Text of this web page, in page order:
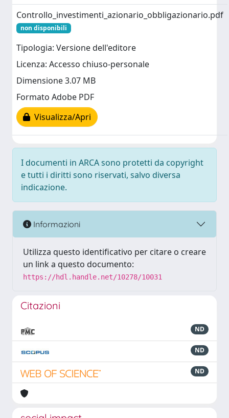
Controllo_investimenti_azionario_obbligazionario.pdf
non disponibili
Tipologia: Versione dell'editore
Licenza: Accesso chiuso-personale
Dimensione 3.07 MB
Formato Adobe PDF
Visualizza/Apri
I documenti in ARCA sono protetti da copyright
e tutti i diritti sono riservati, salvo diversa
indicazione.
Informazioni
Utilizza questo identificativo per citare o creare
un link a questo documento:
https://hdl.handle.net/10278/10031
Citazioni
ND
ND
ND